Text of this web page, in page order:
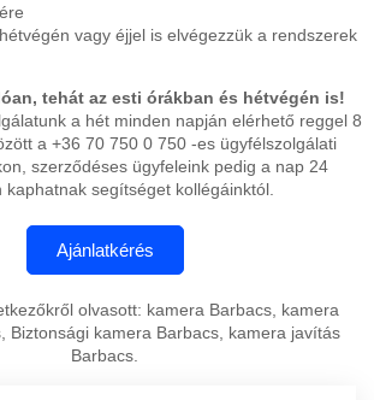
vagy éjjel is elvégezzük a rendszerek
tehát az esti órákban és hétvégén is!
a hét minden napján elérhető reggel 8
a +36 70 750 0 750 -es ügyfélszolgálati
szerződéses ügyfeleink pedig a nap 24
kaphatnak segítséget kollégáinktól.
olvasott: kamera Barbacs, kamera
Biztonsági kamera Barbacs, kamera javítás
Barbacs.